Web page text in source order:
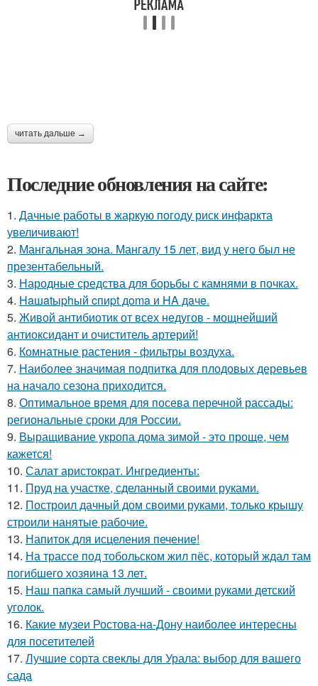
читать дальше →
Последние обновления на сайте:
1. Дачные работы в жаркую погоду риск инфаркта
увеличивают!
2. Мангальная зона. Мангалу 15 лет, вид у него был не
презентабельный.
3. Народные средства для борьбы с камнями в почках.
4. Haшatыphый cпиpt дoma и HA дaчe.
5. Живой антибиотик от всех недугов - мощнейший
антиоксидант и очиститель артерий!
6. Комнатные растения - фильтры воздуха.
7. Наиболее значимая подпитка для плодовых деревьев
на начало сезона приходится.
8. Оптимальное время для посева перечной рассады:
региональные сроки для России.
9. Выращивание укропа дома зимой - это проще, чем
кажется!
10. Салат аристократ. Ингредиенты:
11. Пруд на участке, сделанный своими руками.
12. Построил дачный дом своими руками, только крышу
строили нанятые рабочие.
13. Напиток для исцеления печение!
14. На трассе под тобольском жил пёс, который ждал там
погибшего хозяина 13 лет.
15. Наш папка самый лучший - своими руками детский
уголок.
16. Какие музеи Ростова-на-Дону наиболее интересны
для посетителей
17. Лучшие сорта свеклы для Урала: выбор для вашего
сада